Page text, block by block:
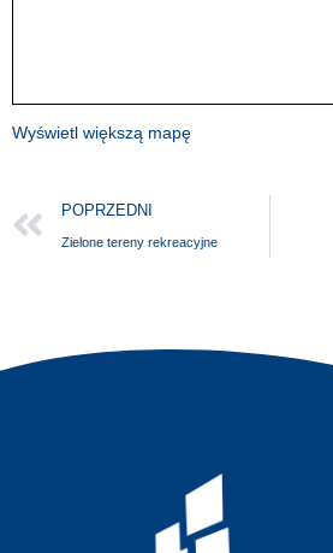
Wyświetl większą mapę
POPRZEDNI
Zielone tereny rekreacyjne